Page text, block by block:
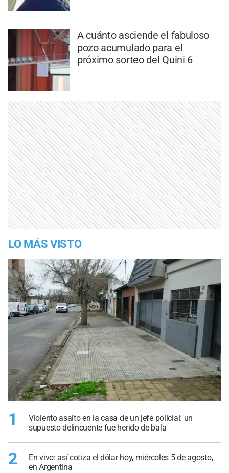
A cuánto asciende el fabuloso
pozo acumulado para el
próximo sorteo del Quini 6
LO MÁS VISTO
1
Violento asalto en la casa de un jefe policial: un
supuesto delincuente fue herido de bala
2
En vivo: así cotiza el dólar hoy, miércoles 5 de agosto,
en Argentina